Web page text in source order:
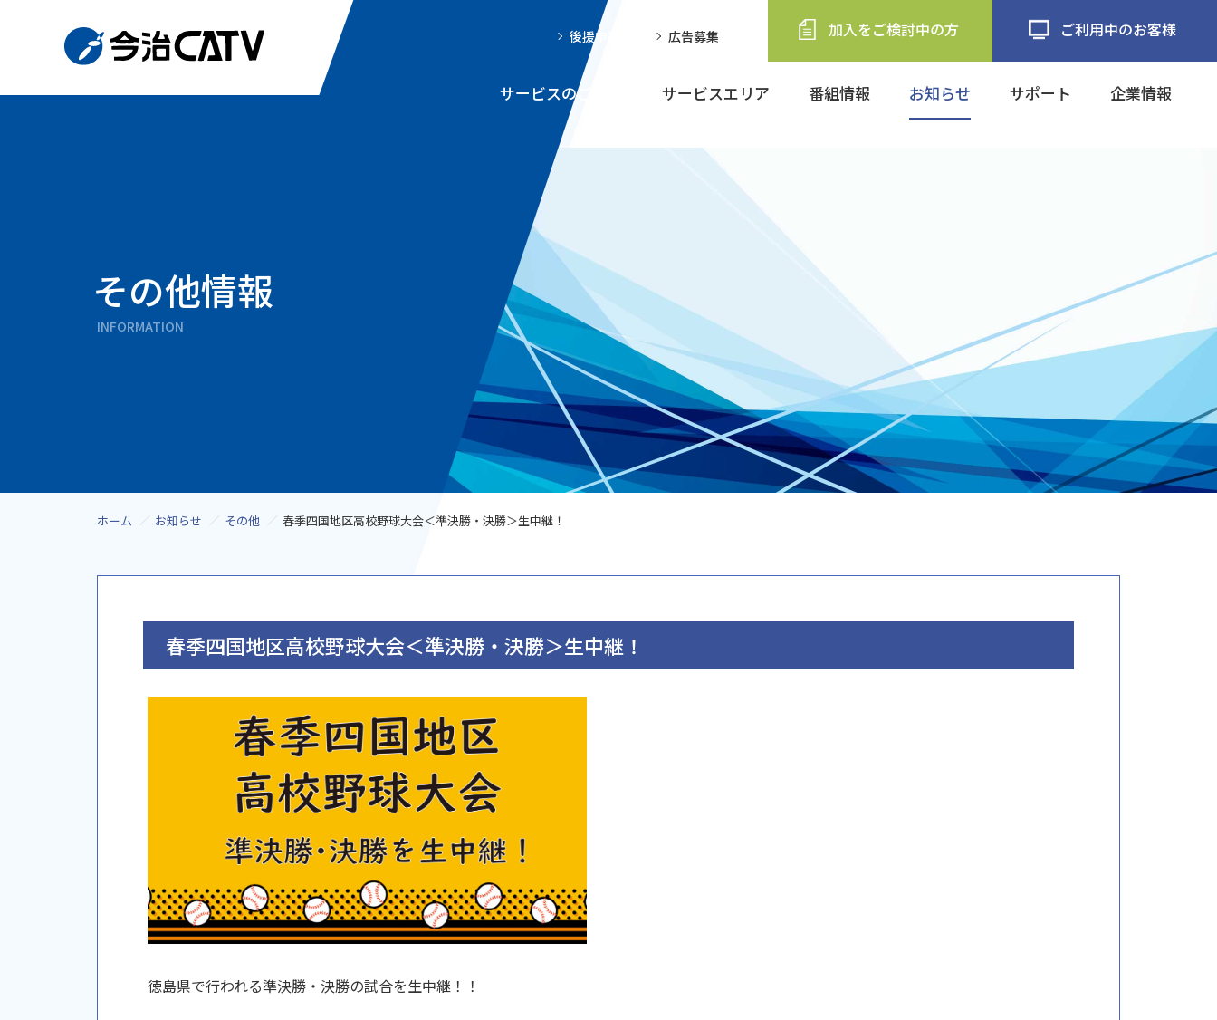
後援申請 広告募集 加入をご検討中の方 ご利用中のお客様
サービスのご案内 サービスエリア 番組情報 お知らせ サポート 企業情報
その他情報
INFORMATION
ホーム お知らせ その他 春季四国地区高校野球大会＜準決勝・決勝＞生中継！
春季四国地区高校野球大会＜準決勝・決勝＞生中継！
徳島県で行われる準決勝・決勝の試合を生中継！！